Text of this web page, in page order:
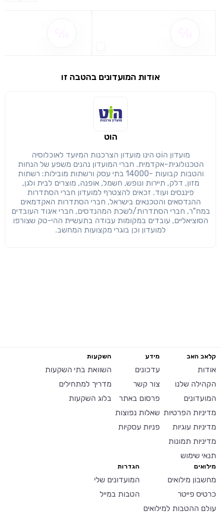
שיתוף
שימו לב!
מימוש הטבה זו ניתן רק לחברי
הבנתי, המשך לאתר
אודות המועדונים בהטבה זו
הוט
מועדון הוֹט הינו מועדון הצרכנות המיועד לאוכלוסיה
הטכנולוגית-אקדמית. חברי המועדון נהנים משפע של הנחות
והטבות קבועות -14000 בתי עסק ורשתות מובילות: רשתות
מזון, דלק, תיירות ונופש, חשמל, אופנה, מוצרים לבית ולגן,
פיננסים ועוד. זכאים להצטרף למועדון חברי הסתדרות
ההנדסאים והטכנאים בישראל, חברי הסתדרות האקדמאים
במח"ר, חברי הסתדרות/לשכת המהנדסים, חברי איגוד העובדים
הסוציאליים, עובדים במקומות עבודה בתעשיית ההי-טק שצורפו
למועדון וכן בוגרי מקצועות המחשב.
קלאב האב
אודות
הקהילה שלנו
המועדונים
מדיניות הפרטיות
מדיניות עוגיות
מדיניות תמונות
תנאי שימוש
מידע
עדכונים
צור קשר
פרסום באתר
שאלות נפוצות
פניות עסקיות
השקעות
השוואת בתי השקעות
מדריך למתחילים
בלוג השקעות
מילואים
מחשבון מילואים
כרטיס פייטר
עולם ההטבות למילואים
הגדרות
המועדונים שלי
הטבות במייל